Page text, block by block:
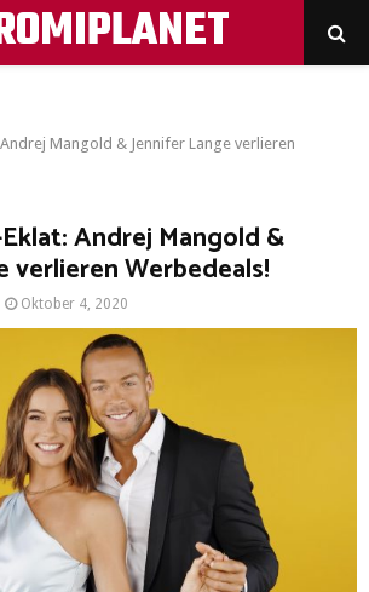
Mangold & Jennifer Lange verlieren
Andrej Mangold &
verlieren Werbedeals!
Oktober 4, 2020